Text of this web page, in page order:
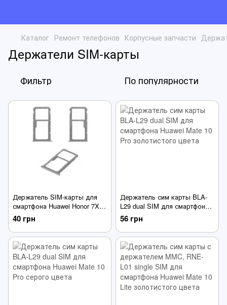
Каталог Ремонт телефонов Корпусные запчасти
Держатели SIM-карты
Фильтр По популярности
Держатель SIM-карты для
смартфона Huawei Honor 7X, с
держателем ММС, синий
40 грн
Держатель сим карты BLA-
L29 dual SIM для смартфона
Huawei Mate 10 Pro
золотистого цвета
56 грн